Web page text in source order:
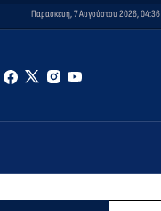
Παρασκευή, 7 Αυγούστου 2026, 04:36